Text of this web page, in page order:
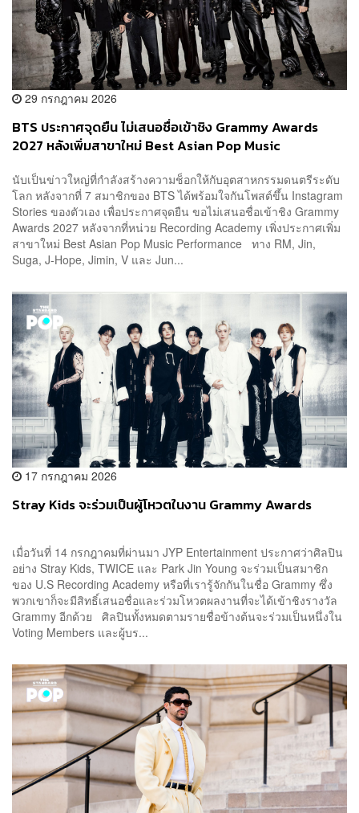
29 กรกฎาคม 2026
BTS ประกาศจุดยืน ไม่เสนอชื่อเข้าชิง Grammy Awards
2027 หลังเพิ่มสาขาใหม่ Best Asian Pop Music
นับเป็นข่าวใหญ่ที่กำลังสร้างความช็อกให้กับอุตสาหกรรมดนตรีระดับ
โลก หลังจากที่ 7 สมาชิกของ BTS ได้พร้อมใจกันโพสต์ขึ้น Instagram
Stories ของตัวเอง เพื่อประกาศจุดยืน ขอไม่เสนอชื่อเข้าชิง Grammy
Awards 2027 หลังจากที่หน่วย Recording Academy เพิ่งประกาศเพิ่ม
สาขาใหม่ Best Asian Pop Music Performance ทาง RM, Jin,
Suga, J-Hope, Jimin, V และ Jun...
17 กรกฎาคม 2026
Stray Kids จะร่วมเป็นผู้โหวตในงาน Grammy Awards
เมื่อวันที่ 14 กรกฎาคมที่ผ่านมา JYP Entertainment ประกาศว่าศิลปิน
อย่าง Stray Kids, TWICE และ Park Jin Young จะร่วมเป็นสมาชิก
ของ U.S Recording Academy หรือที่เรารู้จักกันในชื่อ Grammy ซึ่ง
พวกเขาก็จะมีสิทธิ์เสนอชื่อและร่วมโหวตผลงานที่จะได้เข้าชิงรางวัล
Grammy อีกด้วย ศิลปินทั้งหมดตามรายชื่อข้างต้นจะร่วมเป็นหนึ่งใน
Voting Members และผู้บร...